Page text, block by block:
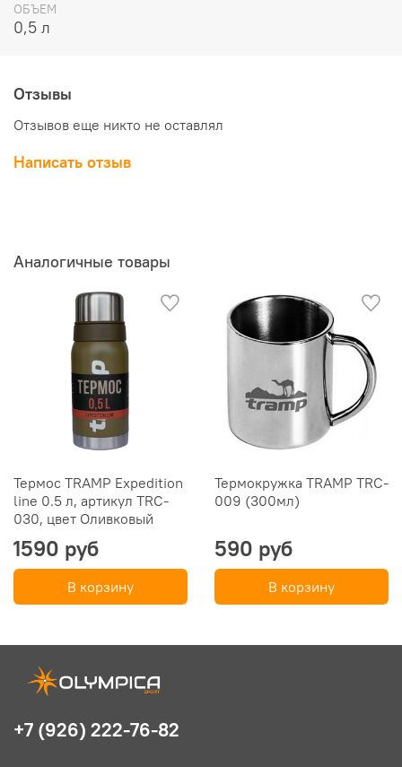
ОБЪЕМ
0,5 л
Отзывы
Отзывов еще никто не оставлял
Написать отзыв
Аналогичные товары
Термос TRAMP Expedition
line 0.5 л, артикул TRC-
030, цвет Оливковый
1590 руб
В корзину
Термокружка TRAMP TRC-
009 (300мл)
590 руб
В корзину
+7 (926) 222-76-82